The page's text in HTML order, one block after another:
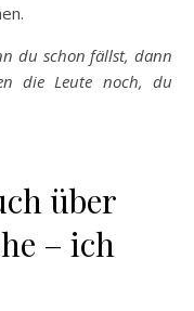
du schon fällst, dann
die Leute noch, du
über
– ich